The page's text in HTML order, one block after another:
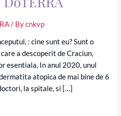
/ Bycnkvp
: cine sunt eu? Sunt o
a descoperit de Craciun,
esentiala. In anul 2020, unul
atopica de mai bine de 6
la spitale, si […]